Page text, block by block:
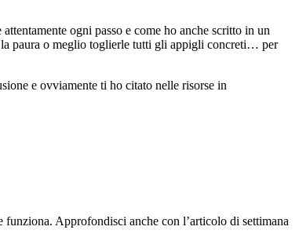
ogni passo e come ho anche scritto in un
la paura o meglio toglierle tutti gli appigli concreti… per
e ovviamente ti ho citato nelle risorse in
Approfondisci anche con l’articolo di settimana